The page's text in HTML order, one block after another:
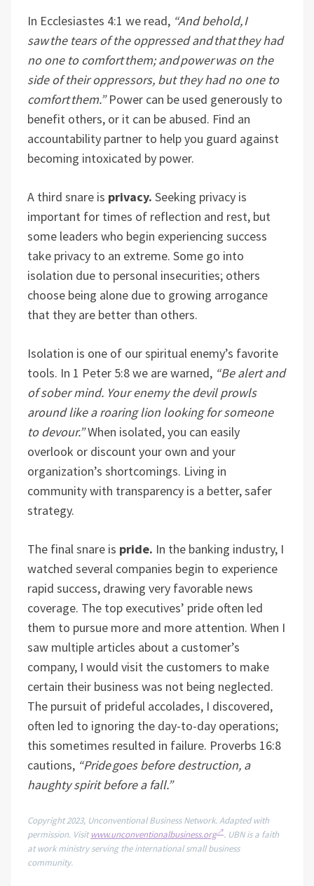
In Ecclesiastes 4:1 we read, “And behold, I
saw the tears of the oppressed and that they had
no one to comfort them; and power was on the
side of their oppressors, but they had no one to
comfort them.”Power can be used generously to
benefit others, or it can be abused. Find an
accountability partner to help you guard against
becoming intoxicated by power.
A third snare is privacy. Seeking privacy is
important for times of reflection and rest, but
some leaders who begin experiencing success
take privacy to an extreme. Some go into
isolation due to personal insecurities; others
choose being alone due to growing arrogance
that they are better than others.
Isolation is one of our spiritual enemy’s favorite
tools. In 1 Peter 5:8 we are warned, “Be alert and
of sober mind. Your enemy the devil prowls
around like a roaring lion looking for someone
to devour.”When isolated, you can easily
overlook or discount your own and your
organization’s shortcomings. Living in
community with transparency is a better, safer
strategy.
The final snare is pride. In the banking industry, I
watched several companies begin to experience
rapid success, drawing very favorable news
coverage. The top executives’ pride often led
them to pursue more and more attention. When I
saw multiple articles about a customer’s
company, I would visit the customers to make
certain their business was not being neglected.
The pursuit of prideful accolades, I discovered,
often led to ignoring the day-to-day operations;
this sometimes resulted in failure. Proverbs 16:8
cautions, “Pride goes before destruction, a
haughty spirit before a fall.”
Copyright 2023, Unconventional Business Network. Adapted with
permission. Visit www.unconventionalbusiness.org
. UBN is a faith
at work ministry serving the international small business
community.